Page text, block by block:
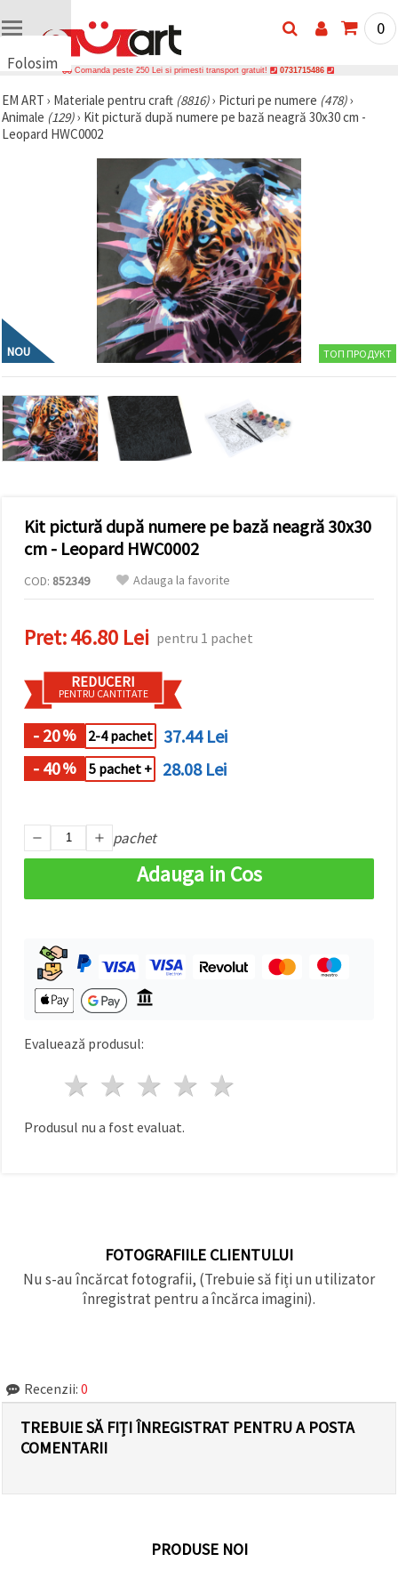
Folosim
uri
🍪 Folosim
cookie-uri
acordul
dumneavoastră,
pentru a
afișa
conținut și
reclame
mai
relevante,
analiză și
marketing.
acord să
utilizați
toate
urile făcând
clic pe
toate!" Sau
să vă
indicați
selectând
un tip de
cookie -uri
toate!
0
Comanda peste 250 Lei si primesti transport gratuit! 0731715486
EM ART › Materiale pentru craft (8816)› Picturi pe numere (478)›
Animale (129)› Kit pictură după numere pe bază neagră 30x30 cm -
Leopard HWC0002
NOU ТОП ПРОДУКТ
Kit pictură după numere pe bază neagră 30x30
cm - Leopard HWC0002
COD: 852349 Adauga la favorite
Pret:46.80 Lei pentru 1 pachet
REDUCERI
PENTRU CANTITATE
- 20% 2-4 pachet
37.44 Lei
- 40% 5 pachet + 28.08 Lei
pachet
Adauga in Cos
Evaluează produsul:
4 stele
3 stele
2 stele
1 stea
Produsul nu a fost evaluat.
FOTOGRAFIILE CLIENTULUI
Nu s-au încărcat fotografii, (Trebuie să fiți un utilizator
înregistrat pentru a încărca imagini).
Recenzii: 0
TREBUIE SĂ FIȚI ÎNREGISTRAT PENTRU A POSTA
COMENTARII
PRODUSE NOI